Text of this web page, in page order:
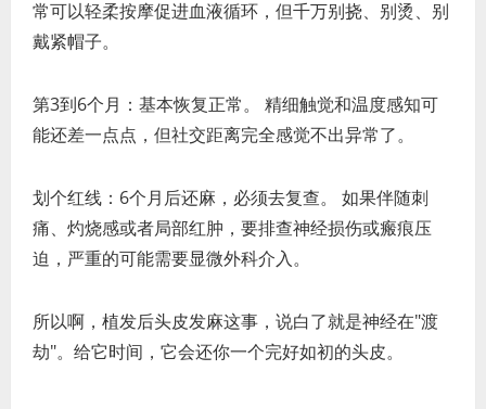
常可以轻柔按摩促进血液循环，但千万别挠、别烫、别
戴紧帽子。
第3到6个月：基本恢复正常。 精细触觉和温度感知可
能还差一点点，但社交距离完全感觉不出异常了。
划个红线：6个月后还麻，必须去复查。 如果伴随刺
痛、灼烧感或者局部红肿，要排查神经损伤或瘢痕压
迫，严重的可能需要显微外科介入。
所以啊，植发后头皮发麻这事，说白了就是神经在"渡
劫"。给它时间，它会还你一个完好如初的头皮。